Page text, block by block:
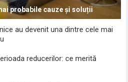
probabile cauze și soluții
au devenit una dintre cele mai
reducerilor: ce merită